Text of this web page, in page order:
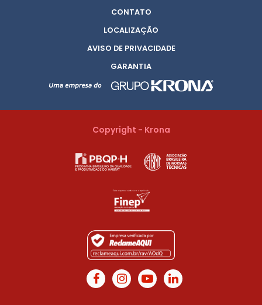
CONTATO
LOCALIZAÇÃO
AVISO DE PRIVACIDADE
GARANTIA
Copyright - Krona